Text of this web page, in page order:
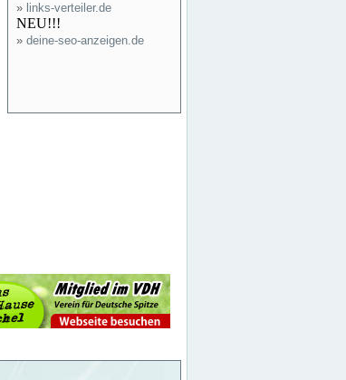
» links-verteiler.de
NEU!!!
» deine-seo-anzeigen.de